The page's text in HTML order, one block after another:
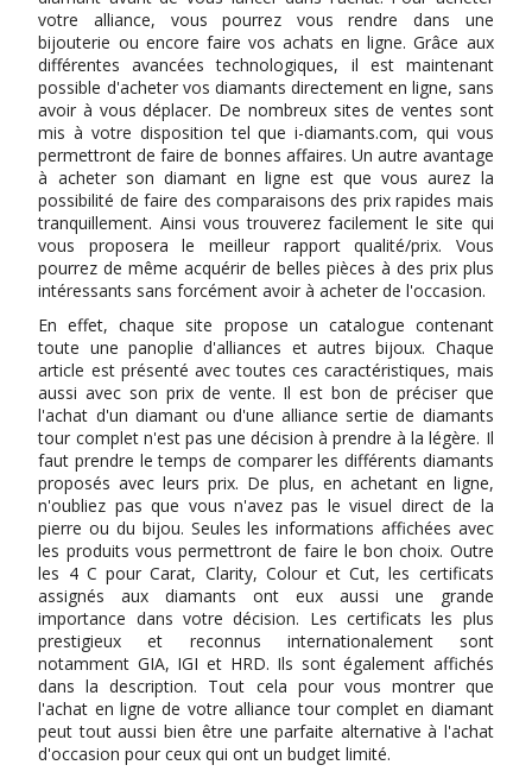
votre alliance, vous pourrez vous rendre dans une
bijouterie ou encore faire vos achats en ligne. Grâce aux
différentes avancées technologiques, il est maintenant
possible d'acheter vos diamants directement en ligne, sans
avoir à vous déplacer. De nombreux sites de ventes sont
mis à votre disposition tel que i-diamants.com, qui vous
permettront de faire de bonnes affaires. Un autre avantage
à acheter son diamant en ligne est que vous aurez la
possibilité de faire des comparaisons des prix rapides mais
tranquillement. Ainsi vous trouverez facilement le site qui
vous proposera le meilleur rapport qualité/prix. Vous
pourrez de même acquérir de belles pièces à des prix plus
intéressants sans forcément avoir à acheter de l'occasion.
En effet, chaque site propose un catalogue contenant
toute une panoplie d'alliances et autres bijoux. Chaque
article est présenté avec toutes ces caractéristiques, mais
aussi avec son prix de vente. Il est bon de préciser que
l'achat d'un diamant ou d'une alliance sertie de diamants
tour complet n'est pas une décision à prendre à la légère. Il
faut prendre le temps de comparer les différents diamants
proposés avec leurs prix. De plus, en achetant en ligne,
n'oubliez pas que vous n'avez pas le visuel direct de la
pierre ou du bijou. Seules les informations affichées avec
les produits vous permettront de faire le bon choix. Outre
les 4 C pour Carat, Clarity, Colour et Cut, les certificats
assignés aux diamants ont eux aussi une grande
importance dans votre décision. Les certificats les plus
prestigieux et reconnus internationalement sont
notamment GIA, IGI et HRD. Ils sont également affichés
dans la description. Tout cela pour vous montrer que
l'achat en ligne de votre alliance tour complet en diamant
peut tout aussi bien être une parfaite alternative à l'achat
d'occasion pour ceux qui ont un budget limité.